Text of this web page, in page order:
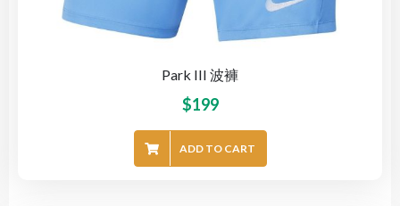
Park III 波褲
$199
ADD TO CART